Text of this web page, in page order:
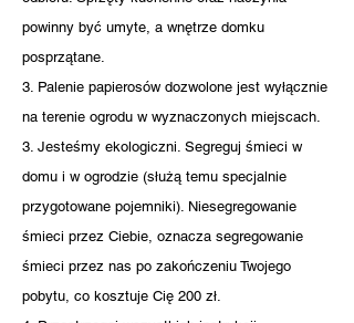
powinny być umyte, a wnętrze domku
posprzątane.
3. Palenie papierosów dozwolone jest wyłącznie
na terenie ogrodu w wyznaczonych miejscach.
3. Jesteśmy ekologiczni. Segreguj śmieci w
domu i w ogrodzie (służą temu specjalnie
przygotowane pojemniki). Niesegregowanie
śmieci przez Ciebie, oznacza segregowanie
śmieci przez nas po zakończeniu Twojego
pobytu, co kosztuje Cię 200 zł.